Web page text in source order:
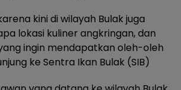
kini di wilayah Bulak juga
lokasi kuliner angkringan, dan
ingin mendapatkan oleh-oleh
ke Sentra Ikan Bulak (SIB)